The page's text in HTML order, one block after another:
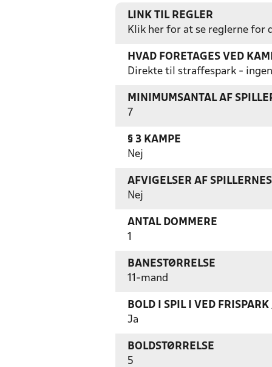
LINK TIL REGLER
Klik her for at se reglerne for
HVAD FORETAGES VED
Direkte til straffespark -
MINIMUMSANTAL AF
7
§ 3 KAMPE
Nej
AFVIGELSER AF
Nej
ANTAL DOMMERE
1
BANESTØRRELSE
11-mand
BOLD I SPIL I VED
Ja
BOLDSTØRRELSE
5